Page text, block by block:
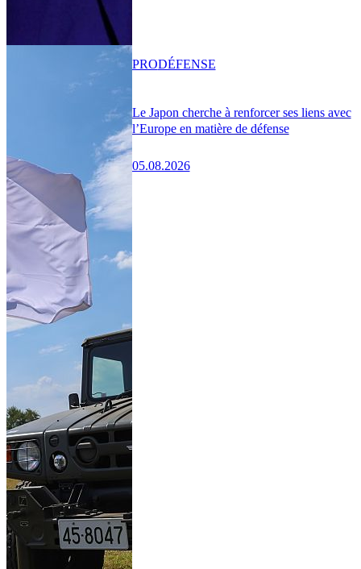
Le Japon cherche à renforcer ses liens avec
l’Europe en matière de défense
05.08.2026
PRODÉFENSE